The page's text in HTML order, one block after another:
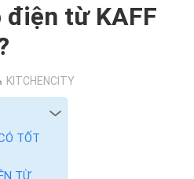
từ KAFF
KITCHENCITY
TỐT
TỪ